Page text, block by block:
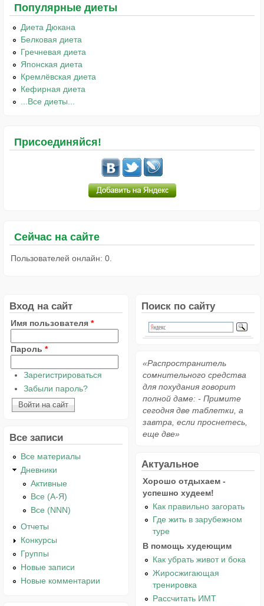
Популярные диеты
Диета Дюкана
Белковая диета
Гречневая диета
Японская диета
Кремлёвская диета
Кефирная диета
...Все диеты...
Присоединяйся!
Сейчас на сайте
Пользователей онлайн: 0.
Вход на сайт
Имя пользователя *
Пароль *
Зарегистрироваться
Забыли пароль?
Все записи
Все материалы
Дневники
Активные
Все (А-Я)
Все (NNN)
Отчеты
Конкурсы
Группы
Новые записи
Новые комментарии
Поиск по сайту
«Распространитель
сомнительного средства
для похудания говорит
полной даме: - Примите
сегодня две таблетки, а
завтра, если проснетесь,
еще две»
Актуальное
Хорошо отдыхаем -
успешно худеем!
Как правильно загорать
Где жить в зарубежном
туре
В помощь худеющим
Как убрать живот и бока
Жиросжигающая
тренировка
Рассчитать ИМТ